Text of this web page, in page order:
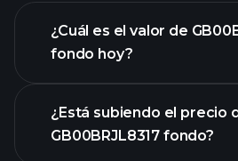
¿Cuál es el valor de
fondo hoy?
¿Está subiendo el precio
GB00BRJL8317 fondo?